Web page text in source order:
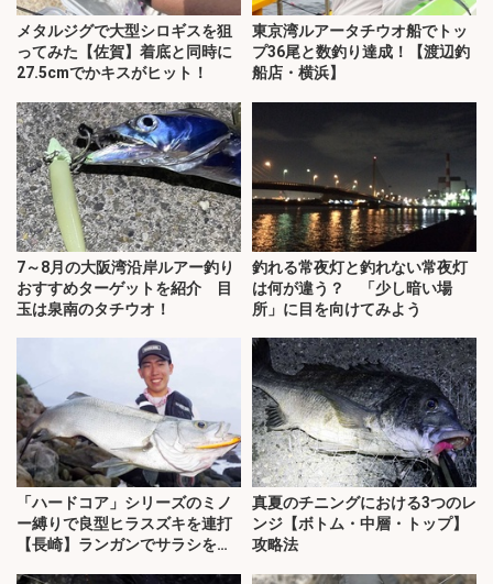
メタルジグで大型シロギスを狙
ってみた【佐賀】着底と同時に
27.5cmでかキスがヒット！
東京湾ルアータチウオ船でトッ
プ36尾と数釣り達成！【渡辺釣
船店・横浜】
7～8月の大阪湾沿岸ルアー釣り
おすすめターゲットを紹介 目
玉は泉南のタチウオ！
釣れる常夜灯と釣れない常夜灯
は何が違う？ 「少し暗い場
所」に目を向けてみよう
「ハードコア」シリーズのミノ
ー縛りで良型ヒラスズキを連打
【長崎】ランガンでサラシを攻
真夏のチニングにおける3つのレ
ンジ【ボトム・中層・トップ】
攻略法